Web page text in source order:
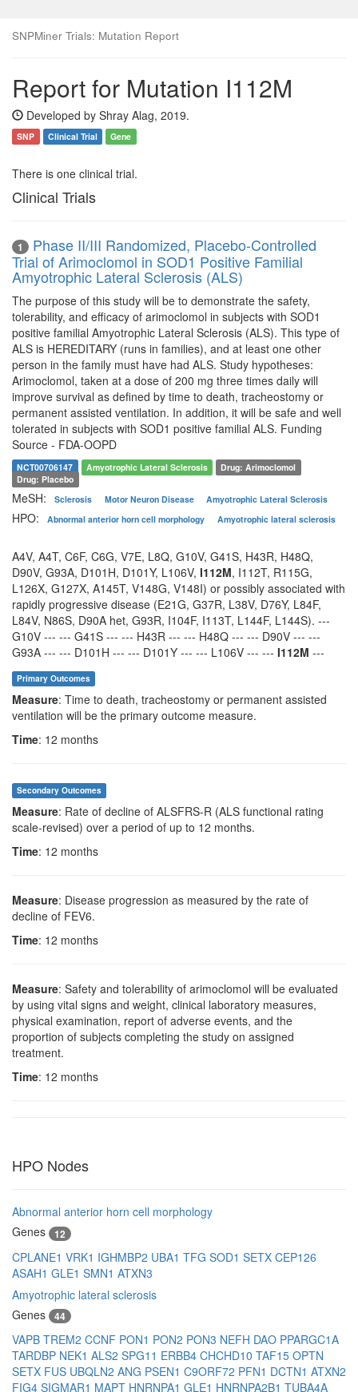
SNPMiner Trials: Mutation Report
Report for Mutation I112M
Developed by Shray Alag, 2019.
SNP Clinical Trial Gene
There is one clinical trial.
Clinical Trials
1
Phase II/III Randomized, Placebo-Controlled
Trial of Arimoclomol in SOD1 Positive Familial
Amyotrophic Lateral Sclerosis (ALS)
The purpose of this study will be to demonstrate the safety,
tolerability, and efficacy of arimoclomol in subjects with SOD1
positive familial Amyotrophic Lateral Sclerosis (ALS). This type of
ALS is HEREDITARY (runs in families), and at least one other
person in the family must have had ALS. Study hypotheses:
Arimoclomol, taken at a dose of 200 mg three times daily will
improve survival as defined by time to death, tracheostomy or
permanent assisted ventilation. In addition, it will be safe and well
tolerated in subjects with SOD1 positive familial ALS. Funding
Source - FDA-OOPD
NCT00706147 Amyotrophic Lateral Sclerosis
Drug: Arimoclomol
Drug: Placebo
MeSH: Sclerosis Motor Neuron Disease Amyotrophic Lateral Sclerosis
HPO: Abnormal anterior horn cell morphology Amyotrophic lateral sclerosis
A4V, A4T, C6F, C6G, V7E, L8Q, G10V, G41S, H43R, H48Q,
D90V, G93A, D101H, D101Y, L106V, I112M, I112T, R115G,
L126X, G127X, A145T, V148G, V148I) or possibly associated with
rapidly progressive disease (E21G, G37R, L38V, D76Y, L84F,
L84V, N86S, D90A het, G93R, I104F, I113T, L144F, L144S). ---
G10V --- --- G41S --- --- H43R --- --- H48Q --- --- D90V --- ---
G93A --- --- D101H --- --- D101Y --- --- L106V --- --- I112M ---
Primary Outcomes
Measure: Time to death, tracheostomy or permanent assisted
ventilation will be the primary outcome measure.
Time: 12 months
Secondary Outcomes
Measure: Rate of decline of ALSFRS-R (ALS functional rating
scale-revised) over a period of up to 12 months.
Time: 12 months
Measure: Disease progression as measured by the rate of
decline of FEV6.
Time: 12 months
Measure: Safety and tolerability of arimoclomol will be evaluated
by using vital signs and weight, clinical laboratory measures,
physical examination, report of adverse events, and the
proportion of subjects completing the study on assigned
treatment.
Time: 12 months
HPO Nodes
Abnormal anterior horn cell morphology
Genes
12
CPLANE1 VRK1 IGHMBP2 UBA1 TFG SOD1 SETX CEP126
ASAH1 GLE1 SMN1 ATXN3
Amyotrophic lateral sclerosis
Genes
44
VAPB TREM2 CCNF PON1 PON2 PON3 NEFH DAO PPARGC1A
TARDBP NEK1 ALS2 SPG11 ERBB4 CHCHD10 TAF15 OPTN
SETX FUS UBQLN2 ANG PSEN1 C9ORF72 PFN1 DCTN1 ATXN2
FIG4 SIGMAR1 MAPT HNRNPA1 GLE1 HNRNPA2B1 TUBA4A